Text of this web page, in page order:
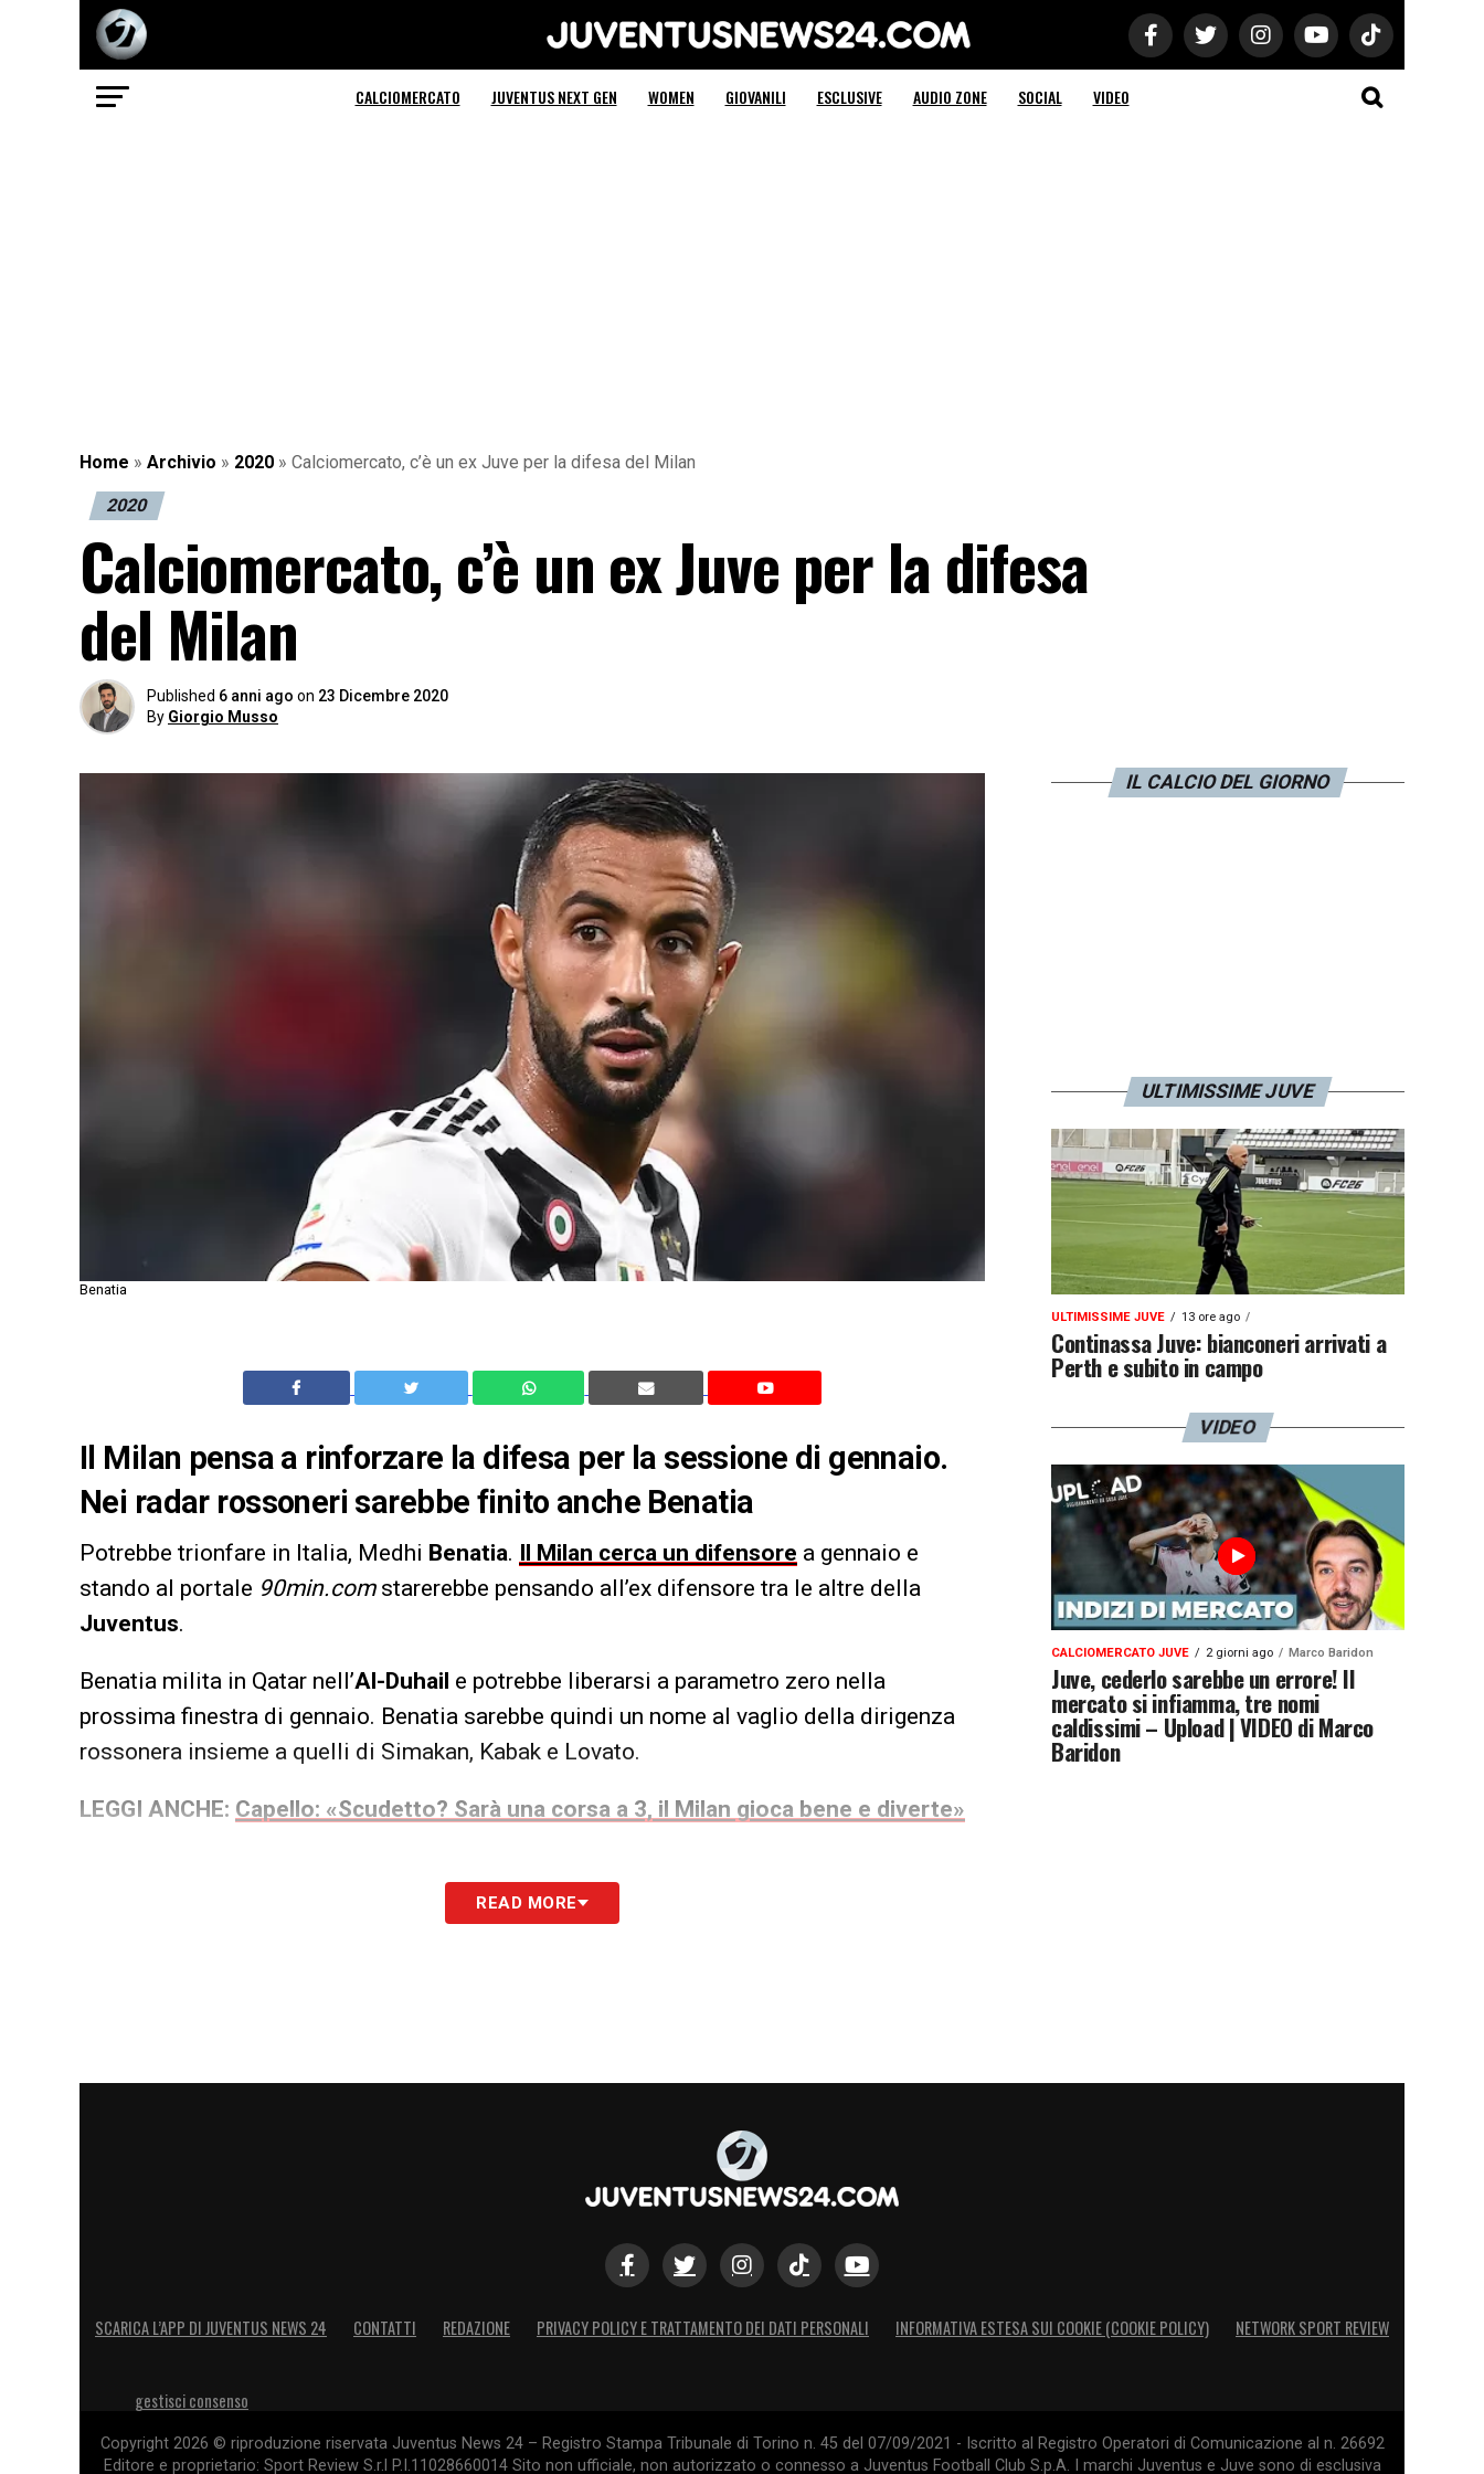
Juventus News 24
CALCIOMERCATO JUVENTUS NEXT GEN WOMEN GIOVANILI ESCLUSIVE AUDIO ZONE SOCIAL VIDEO
Home » Archivio » 2020 » Calciomercato, c’è un ex Juve per la difesa del Milan
2020
Calciomercato, c’è un ex Juve per la difesa
del Milan
Published 6 anni ago on 23 Dicembre 2020
By Giorgio Musso
Benatia
Il Milan pensa a rinforzare la difesa per la sessione di gennaio.
Nei radar rossoneri sarebbe finito anche Benatia
Potrebbe trionfare in Italia, Medhi Benatia. Il Milan cerca un difensore a gennaio e
stando al portale 90min.comstarerebbe pensando all’ex difensore tra le altre della
Juventus.
Benatia milita in Qatar nell’Al-Duhail e potrebbe liberarsi a parametro zero nella
prossima finestra di gennaio. Benatia sarebbe quindi un nome al vaglio della dirigenza
rossonera insieme a quelli di Simakan, Kabak e Lovato.
LEGGI ANCHE: Capello: «Scudetto? Sarà una corsa a 3, il Milan gioca bene e diverte»
READ MORE
IL CALCIO DEL GIORNO
ULTIMISSIME JUVE
ULTIMISSIME JUVE 13 ore ago
Continassa Juve: bianconeri arrivati a
Perth e subito in campo
VIDEO
CALCIOMERCATO JUVE 2 giorni ago Marco Baridon
Juve, cederlo sarebbe un errore! Il
mercato si infiamma, tre nomi
caldissimi – Upload | VIDEO di Marco
Baridon
SCARICA L’APP DI JUVENTUS NEWS 24 CONTATTI REDAZIONE PRIVACY POLICY E TRATTAMENTO DEI DATI PERSONALI INFORMATIVA ESTESA SUI COOKIE (COOKIE POLICY) NETWORK SPORT REVIEW
gestisci consenso
Copyright 2026 © riproduzione riservata Juventus News 24 – Registro Stampa Tribunale di Torino n. 45 del 07/09/2021 - Iscritto al Registro Operatori di Comunicazione al n. 26692
Editore e proprietario: Sport Review S.r.l P.I.11028660014 Sito non ufficiale, non autorizzato o connesso a Juventus Football Club S.p.A. I marchi Juventus e Juve sono di esclusiva